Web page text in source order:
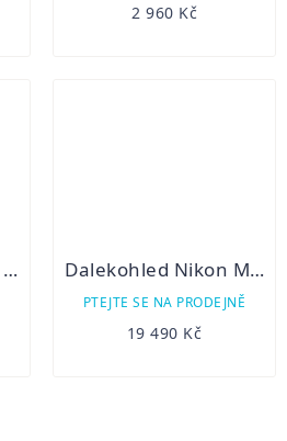
2 960 Kč
Dalekohled Meopta MeoPro HD Plus 8x56 Dalekohled Nikon Monarch 5 ED 8x56
PTEJTE SE NA PRODEJNĚ
19 490 Kč